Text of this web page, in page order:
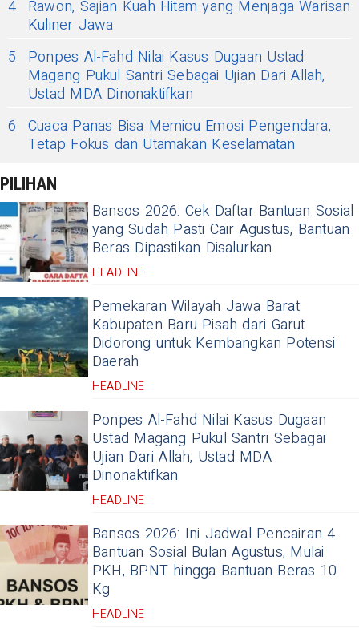
4 Rawon, Sajian Kuah Hitam yang Menjaga Warisan
Kuliner Jawa
5
Ponpes Al-Fahd Nilai Kasus Dugaan Ustad
Magang Pukul Santri Sebagai Ujian Dari Allah,
Ustad MDA Dinonaktifkan
6 Cuaca Panas Bisa Memicu Emosi Pengendara,
Tetap Fokus dan Utamakan Keselamatan
PILIHAN
Bansos 2026: Cek Daftar Bantuan Sosial
yang Sudah Pasti Cair Agustus, Bantuan
Beras Dipastikan Disalurkan
HEADLINE
Pemekaran Wilayah Jawa Barat:
Kabupaten Baru Pisah dari Garut
Didorong untuk Kembangkan Potensi
Daerah
HEADLINE
Ponpes Al-Fahd Nilai Kasus Dugaan
Ustad Magang Pukul Santri Sebagai
Ujian Dari Allah, Ustad MDA
Dinonaktifkan
HEADLINE
Bansos 2026: Ini Jadwal Pencairan 4
Bantuan Sosial Bulan Agustus, Mulai
PKH, BPNT hingga Bantuan Beras 10
Kg
HEADLINE